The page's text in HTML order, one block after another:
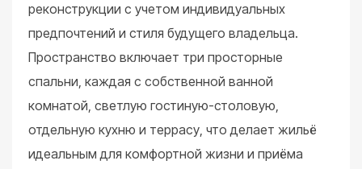
реконструкции с учетом индивидуальных
предпочтений и стиля будущего владельца.
Пространство включает три просторные
спальни, каждая с собственной ванной
комнатой, светлую гостиную-столовую,
отдельную кухню и террасу, что делает жильё
идеальным для комфортной жизни и приёма